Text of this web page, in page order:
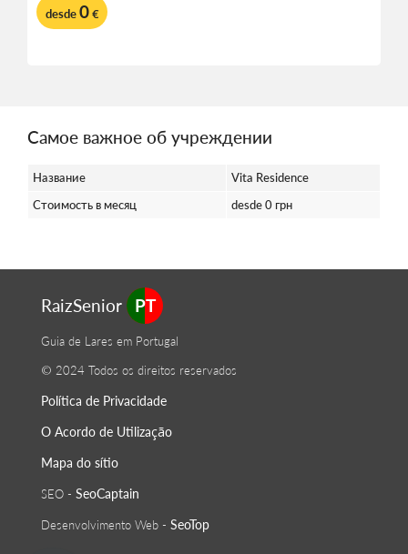
desde0€
Самое важное об учреждении
Название
Vita Residence
Стоимость в месяц
desde 0 грн
RaizSenior PT
Guia de Lares em Portugal
© 2024 Todos os direitos reservados
Política de Privacidade
O Acordo de Utilização
Mapa do sítio
SEO - SeoСaptain
Desenvolvimento Web - SeoTop